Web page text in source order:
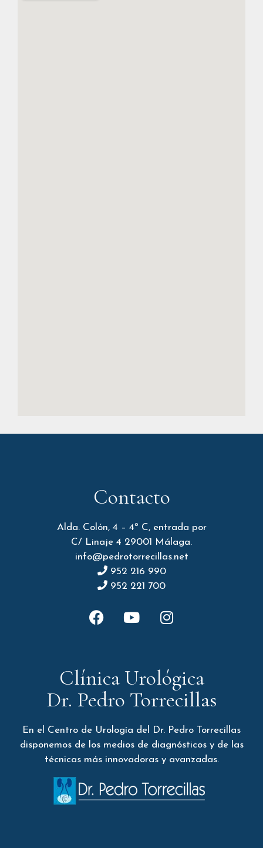
Contacto
Alda. Colón, 4 – 4º C, entrada por
C/ Linaje 4 29001 Málaga.
info@pedrotorrecillas.net
952 216 990
952 221 700
Clínica Urológica
Dr. Pedro Torrecillas
En el Centro de Urología del Dr. Pedro Torrecillas
disponemos de los medios de diagnósticos y de las
técnicas más innovadoras y avanzadas.